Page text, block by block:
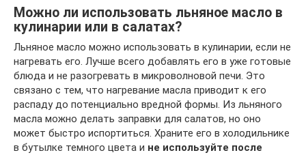
Можно ли использовать льняное масло в
кулинарии или в салатах?
Льняное масло можно использовать в кулинарии, если не
нагревать его. Лучше всего добавлять его в уже готовые
блюда и не разогревать в микроволновой печи. Это
связано с тем, что нагревание масла приводит к его
распаду до потенциально вредной формы. Из льняного
масла можно делать заправки для салатов, но оно
может быстро испортиться. Храните его в холодильнике
в бутылке темного цвета и не используйте после